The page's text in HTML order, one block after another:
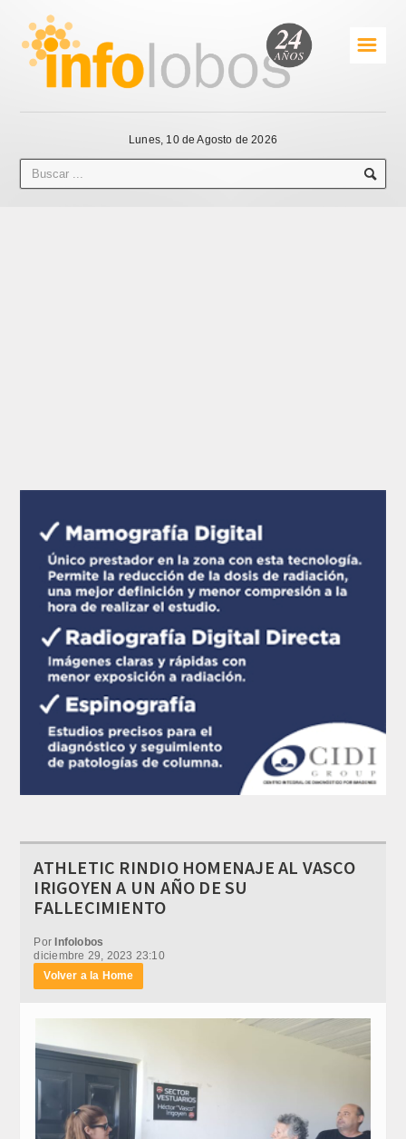
☰
Lunes, 10 de Agosto de 2026
ATHLETIC RINDIO HOMENAJE AL VASCO
IRIGOYEN A UN AÑO DE SU
FALLECIMIENTO
PorInfolobos
diciembre 29, 2023 23:10
Volver a la Home